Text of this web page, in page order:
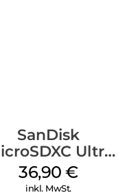
SanDisk
Ultra
GB + Adapter
Mobile
36,90€
inkl. MwSt.